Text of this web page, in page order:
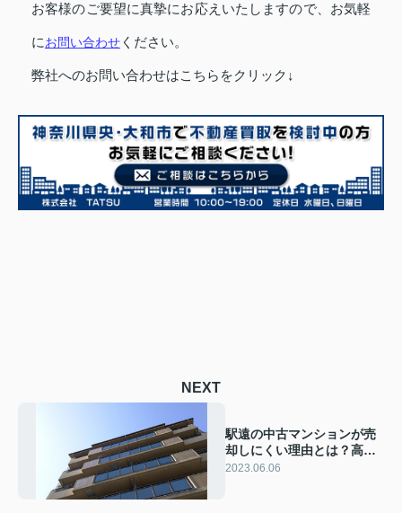
お客様のご要望に真摯にお応えいたしますので、お気軽
にお問い合わせ ください。
弊社へのお問い合わせはこちらをクリック↓
NEXT
駅遠の中古マンションが売
却しにくい理由とは？高値
売却のポイントも解説！
2023.06.06